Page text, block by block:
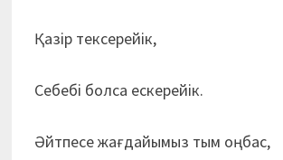
Қазір тексерейік,
Себебі болса ескерейік.
Әйтпесе жағдайымыз тым оңбас,